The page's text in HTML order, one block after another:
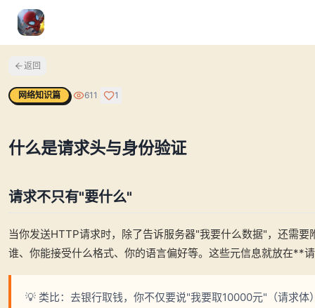
返回
网络知识篇 611 1
什么是请求头与身份验证
请求不只有"要什么"
当你发送HTTP请求时，除了告诉服务器"我要什么数据"，还需要
谁、你能接受什么格式、你的语言偏好等。这些元信息就放在**
💡 类比：去银行取钱，你不仅要说"我要取10000元"（请求体